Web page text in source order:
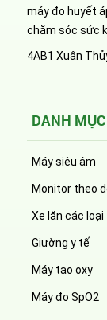
máy đo huyết
chăm sóc sức
4AB1 Xuân
DANH
Máy siêu âm
Monitor theo
Xe lăn các loại
Giường y tế
Máy tạo oxy
Máy đo SpO2